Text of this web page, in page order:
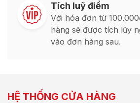
Tích luỹ điểm
Với hóa đơn từ
hàng sẽ được tích lũy
vào đơn hàng sau.
HỆ THỐNG CỬA HÀNG